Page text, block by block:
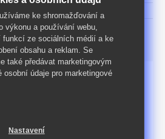
Podrobný popis
textilní potah
ke shromažďování a
výkonu a používání webu,
funkcí ze sociálních médií a ke
obsahu a reklam. Se
také předávat marketingovým
osobní údaje pro marketingové
Nastavení